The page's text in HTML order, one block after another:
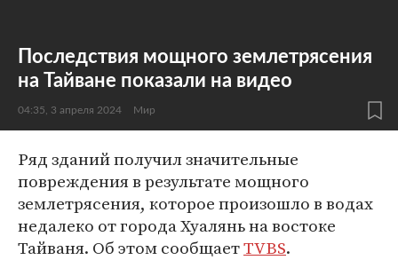
Последствия мощного землетрясения
на Тайване показали на видео
04:35, 3 апреля 2024 Мир
Ряд зданий получил значительные
повреждения в результате мощного
землетрясения, которое произошло в водах
недалеко от города Хуалянь на востоке
Тайваня. Об этом сообщаетTVBS.